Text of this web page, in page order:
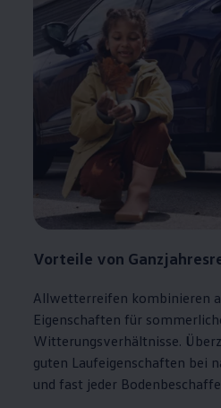
Vorteile von
Allwetterreifen kombinieren
Eigenschaften für
Witterungsverhältnisse.
guten Laufeigenschaften bei
und fast jeder